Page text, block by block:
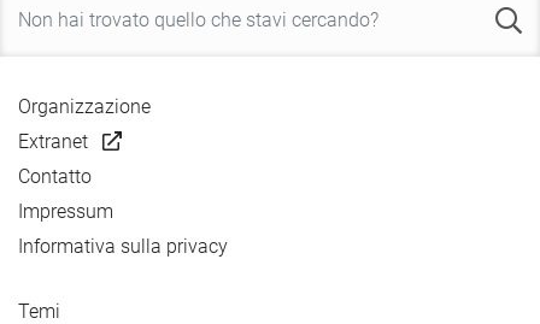
Organizzazione
Extranet
Contatto
Impressum
Informativa sulla privacy
Temi